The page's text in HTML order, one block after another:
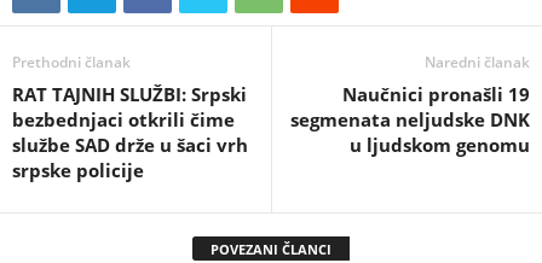
Prethodni članak
RAT TAJNIH SLUŽBI: Srpski
bezbednjaci otkrili čime
službe SAD drže u šaci vrh
srpske policije
Naredni članak
Naučnici pronašli 19
segmenata neljudske DNK
u ljudskom genomu
POVEZANI ČLANCI